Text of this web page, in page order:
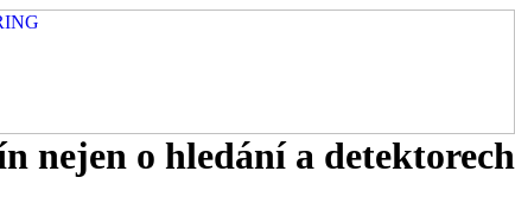
nejen o hledání a detektorech